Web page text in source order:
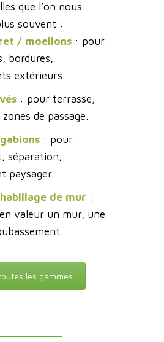
que l’on nous
souvent :
/ moellons : pour
bordures,
extérieurs.
: pour terrasse,
de passage.
: pour
séparation,
paysager.
de mur :
valeur un mur, une
les gammes